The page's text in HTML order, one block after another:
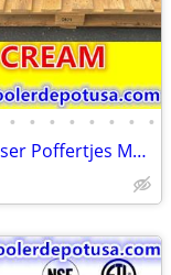
• • • • • • • •
Countertop Glass Freezer Merchandiser Poffertjes Maker Commercial Elec